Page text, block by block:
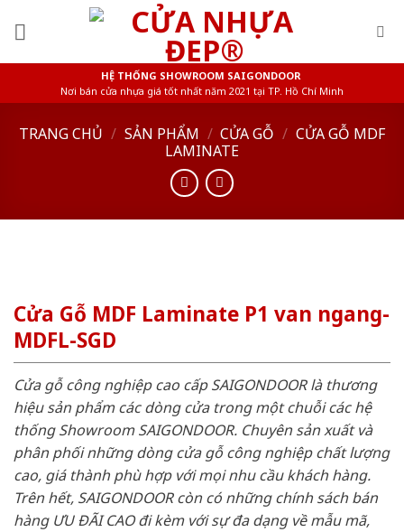
HỆ THỐNG SHOWROOM SAIGONDOOR
Nơi bán cửa nhựa giá tốt nhất năm 2021 tại TP. Hồ Chí Minh
TRANG CHỦ / SẢN PHẨM / CỬA GỖ / CỬA GỖ MDF
LAMINATE
Cửa Gỗ MDF Laminate P1 van ngang-
MDFL-SGD
Cửa gỗ công nghiệp cao cấp SAIGONDOOR là thương
hiệu sản phẩm các dòng cửa trong một chuỗi các hệ
thống Showroom SAIGONDOOR. Chuyên sản xuất và
phân phối những dòng cửa gỗ công nghiệp chất lượng
cao, giá thành phù hợp với mọi nhu cầu khách hàng.
Trên hết, SAIGONDOOR còn có những chính sách bán
hàng ƯU ĐÃI CAO đi kèm với sự đa dạng về mẫu mã,